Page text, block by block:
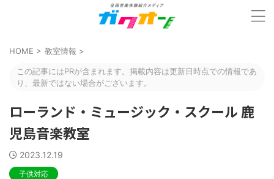
HOME > 教室情報 >
この記事にはPRが含まれます。掲載内容は更新日時点での情報であ
り、最新ではない場合がございます。
ローランド・ミュージック・スクール 鹿
児島音楽教室
2023.12.19
子供対応